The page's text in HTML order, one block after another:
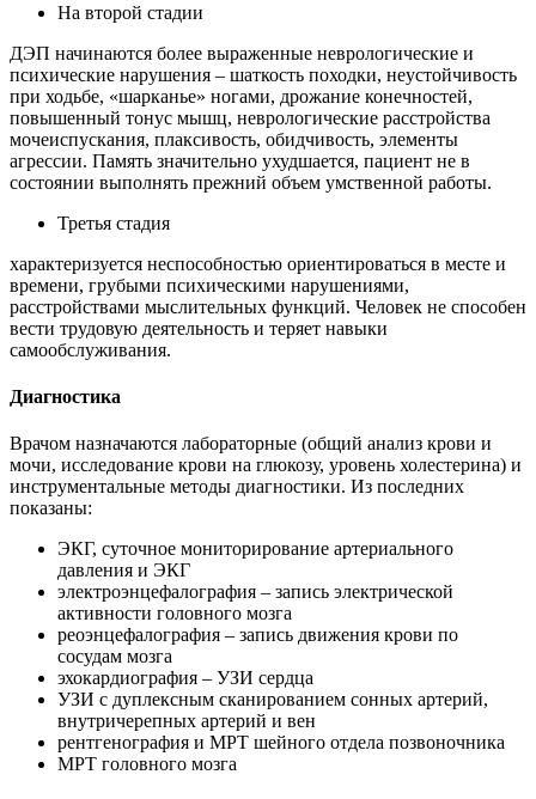
На второй стадии
ДЭП начинаются более выраженные неврологические и
психические нарушения – шаткость походки, неустойчивость
при ходьбе, «шарканье» ногами, дрожание конечностей,
повышенный тонус мышц, неврологические расстройства
мочеиспускания, плаксивость, обидчивость, элементы
агрессии. Память значительно ухудшается, пациент не в
состоянии выполнять прежний объем умственной работы.
Третья стадия
характеризуется неспособностью ориентироваться в месте и
времени, грубыми психическими нарушениями,
расстройствами мыслительных функций. Человек не способен
вести трудовую деятельность и теряет навыки
самообслуживания.
Диагностика
Врачом назначаются лабораторные (общий анализ крови и
мочи, исследование крови на глюкозу, уровень холестерина) и
инструментальные методы диагностики. Из последних
показаны:
ЭКГ, суточное мониторирование артериального
давления и ЭКГ
электроэнцефалография – запись электрической
активности головного мозга
реоэнцефалография – запись движения крови по
сосудам мозга
эхокардиография – УЗИ сердца
УЗИ с дуплексным сканированием сонных артерий,
внутричерепных артерий и вен
рентгенография и МРТ шейного отдела позвоночника
МРТ головного мозга